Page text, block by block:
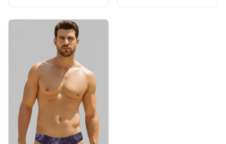
urbano o arte di strada
speciale permette
un'abbronzatura
uniforme mantenendo
modestia e stile.
rapida è progettato per